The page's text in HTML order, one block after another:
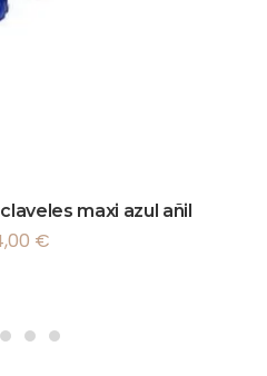
maxi azul añil
€